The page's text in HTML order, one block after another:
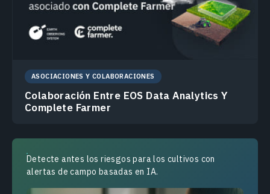
ASOCIACIONES Y COLABORACIONES
Colaboración Entre EOS Data Analytics Y
Complete Farmer
Detecte antes los riesgos para los cultivos con
alertas de campo basadas en IA.